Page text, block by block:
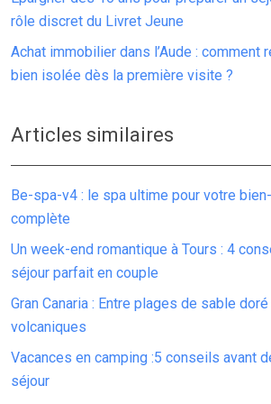
rôle discret du Livret Jeune
Achat immobilier dans l’Aude : comment
bien isolée dès la première visite ?
Articles similaires
Be-spa-v4 : le spa ultime pour votre
complète
Un week-end romantique à Tours : 4
séjour parfait en couple
Gran Canaria : Entre plages de sable
volcaniques
Vacances en camping :5 conseils avant
séjour